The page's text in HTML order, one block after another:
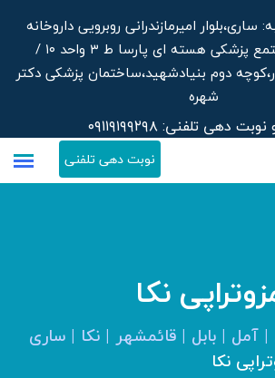
امیرمازندرانی روبرویی داروخانه‌
دکتر صحرایی مجتمع پزشکی هسته ای پارسا ط ۳ واحد ۱۰ /
۱۷ شهریور،کوچه دوم بنیادشهید،ساختمان پزشکی دکتر
شهره
نوبت دهی تلفنی:۰۹۱۱۹۱۹۹۲۹۸
نوبت دهی تلفنی
نکا
آمل | بابل | قائمشهر | نکا | ساری
نکا